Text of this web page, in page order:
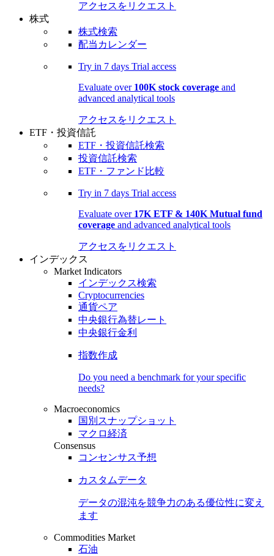
アクセスをリクエスト
株式
株式検索
配当カレンダー
Try in 7 days Trial access
Evaluate over 100K stock coverage and
advanced analytical tools
アクセスをリクエスト
ETF・投資信託
ETF・投資信託検索
投資信託検索
ETF・ファンド比較
Try in 7 days Trial access
Evaluate over 17K ETF & 140K Mutual fund
coverage and advanced analytical tools
アクセスをリクエスト
インデックス
Market Indicators
インデックス検索
Cryptocurrencies
通貨ペア
中央銀行為替レート
中央銀行金利
指数作成
Do you need a benchmark for your specific
needs?
Macroeconomics
国別スナップショット
マクロ経済
Consensus
コンセンサス予想
カスタムデータ
データの混沌を競争力のある優位性に変え
ます
Commodities Market
石油